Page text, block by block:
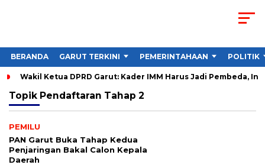
BERANDA GARUT TERKINI PEMERINTAHAAN POLITIK
Wakil Ketua DPRD Garut: Kader IMM Harus Jadi Pembeda, Ini
Topik Pendaftaran Tahap 2
PEMILU
PAN Garut Buka Tahap Kedua
Penjaringan Bakal Calon Kepala
Daerah